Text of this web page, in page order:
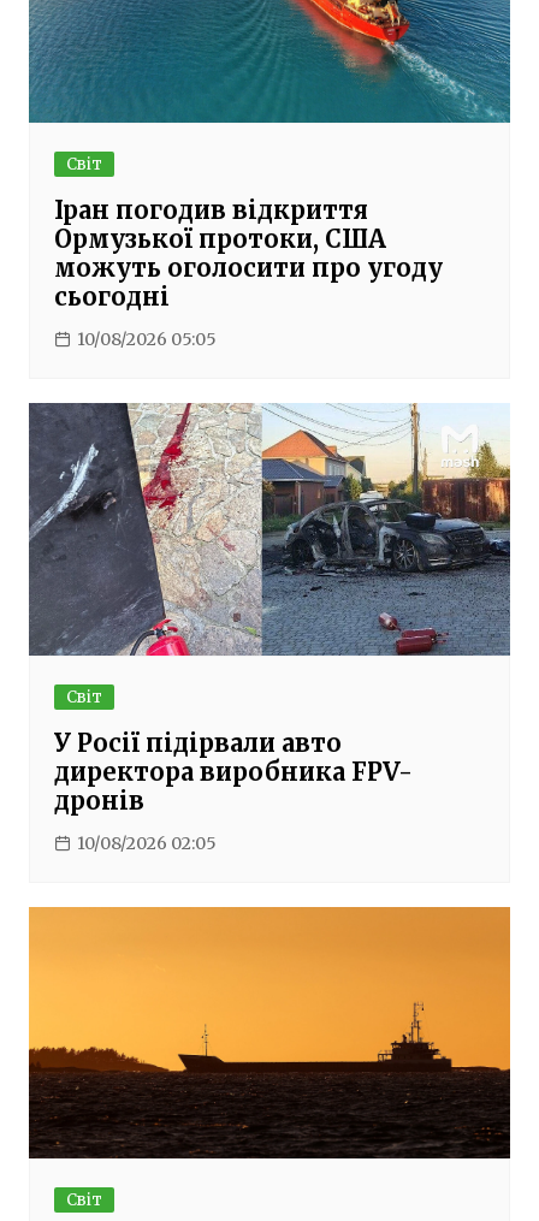
Світ
Іран погодив відкриття
Ормузької протоки, США
можуть оголосити про угоду
сьогодні
10/08/2026 05:05
Світ
У Росії підірвали авто
директора виробника FPV-
дронів
10/08/2026 02:05
Світ